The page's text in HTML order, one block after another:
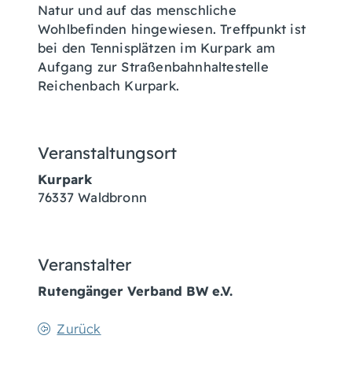
Natur und auf das menschliche
Wohlbefinden hingewiesen. Treffpunkt ist
bei den Tennisplätzen im Kurpark am
Aufgang zur Straßenbahnhaltestelle
Reichenbach Kurpark.
Veranstaltungsort
Kurpark
76337 Waldbronn
Veranstalter
Rutengänger Verband BW e.V.
Zurück